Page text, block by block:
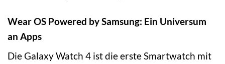
Wear OS Powered by Samsung: Ein Universum
an Apps
Die Galaxy Watch 4 ist die erste Smartwatch mit